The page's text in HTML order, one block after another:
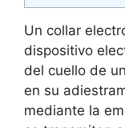
Un collar
dispositivo
del cuello de
en su
mediante la